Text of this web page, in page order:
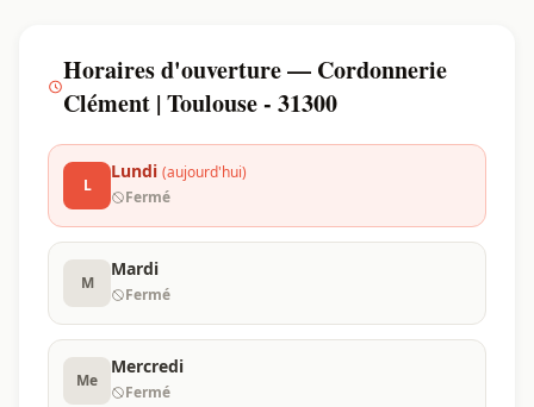
Horaires d'ouverture — Cordonnerie
Clément | Toulouse - 31300
L
Lundi (aujourd'hui)
Fermé
M
Mardi
Fermé
Me
Mercredi
Fermé